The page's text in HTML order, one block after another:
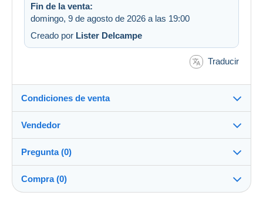
Fin de la venta:
domingo, 9 de agosto de 2026 a las 19:00
Creado por Lister Delcampe
Traducir
Condiciones de venta
Destino:
Ver la lista de países
Envío:
Envío después del pago
Vendedor
mephistopheles2109100%(21243x)
PRO
Tienda
Pregunta (0)
Compra (0)